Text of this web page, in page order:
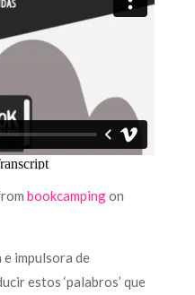
bookcampingon
impulsora de
estos ‘palabros’ que